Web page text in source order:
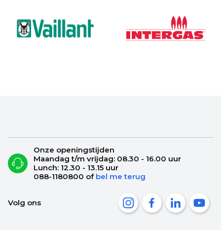
Onze openingstijden
Maandag t/m vrijdag: 08.30 - 16.00 uur
Lunch: 12.30 - 13.15 uur
088-1180800 of bel me terug
Volg ons